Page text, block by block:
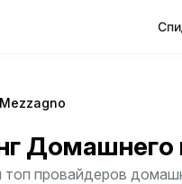
Домашнего
топ провайдеров